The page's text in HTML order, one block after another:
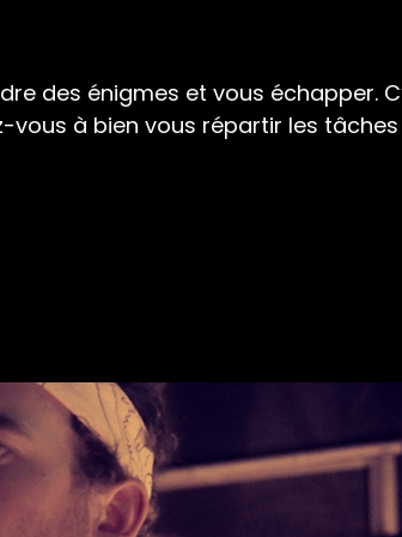
des énigmes et vous échapper.
à bien vous répartir les